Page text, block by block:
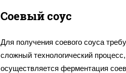
Соевый соус
Для получения соевого соуса
сложный технологический
осуществляется ферментация